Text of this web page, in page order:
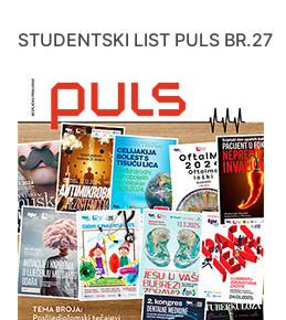
STUDENTSKI LIST PULS BR.27